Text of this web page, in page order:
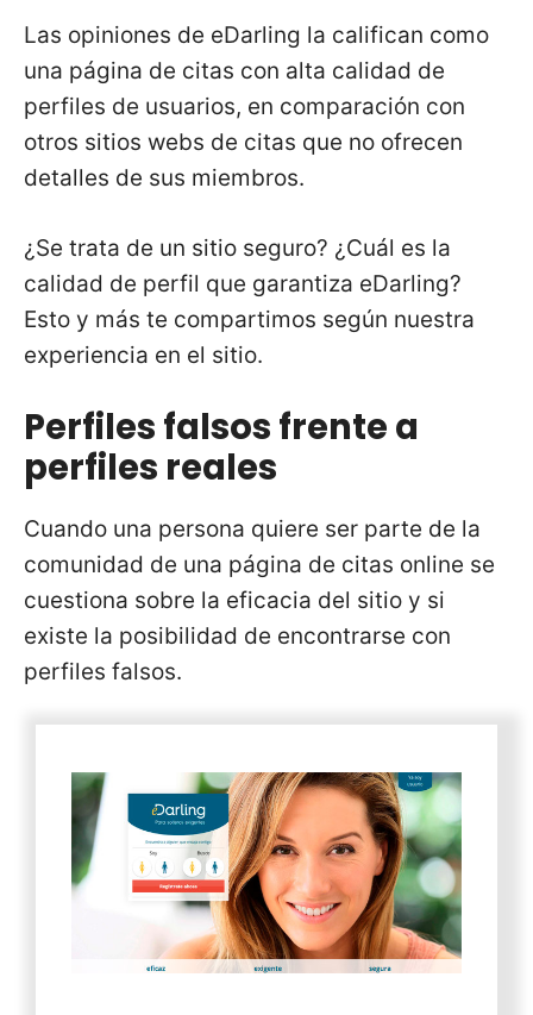
Las opiniones de eDarling la califican como
una página de citas con alta calidad de
perfiles de usuarios, en comparación con
otros sitios webs de citas que no ofrecen
detalles de sus miembros.
¿Se trata de un sitio seguro? ¿Cuál es la
calidad de perfil que garantiza eDarling?
Esto y más te compartimos según nuestra
experiencia en el sitio.
Perfiles falsos frente a
perfiles reales
Cuando una persona quiere ser parte de la
comunidad de una página de citas online se
cuestiona sobre la eficacia del sitio y si
existe la posibilidad de encontrarse con
perfiles falsos.